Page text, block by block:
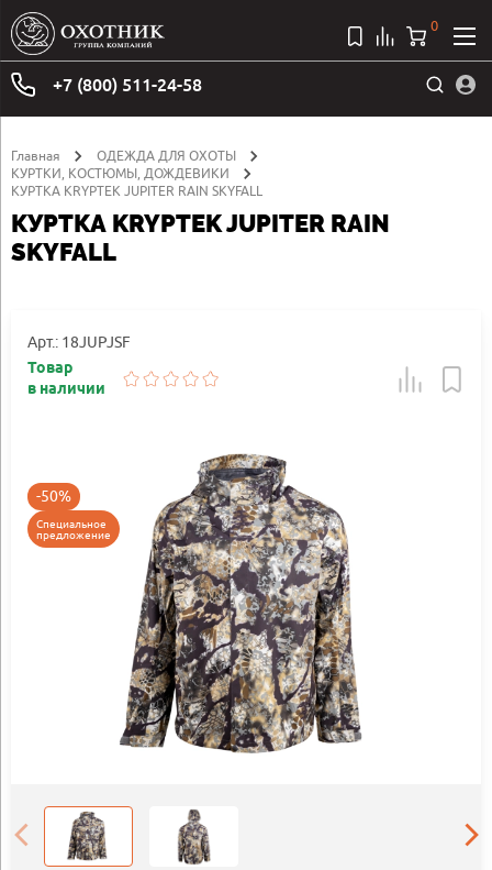
+7 (800) 511-24-58
0
Главная
ОДЕЖДА ДЛЯ ОХОТЫ
КУРТКИ, КОСТЮМЫ, ДОЖДЕВИКИ
КУРТКА KRYPTEK JUPITER RAIN SKYFALL
КУРТКА KRYPTEK JUPITER RAIN
SKYFALL
Арт.: 18JUPJSF
Товар
в наличии
-50%
Специальное
предложение